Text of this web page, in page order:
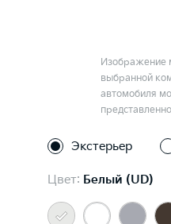
Изображение
выбранной
автомобиля
Экстерьер
Цвет: Белый (UD)